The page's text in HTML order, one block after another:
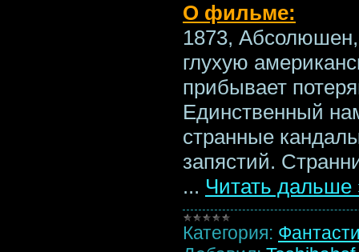
О фильме:
1873,
глухую
прибывает
Единственный
странные
запястий.
... Читать дальше
Категория: